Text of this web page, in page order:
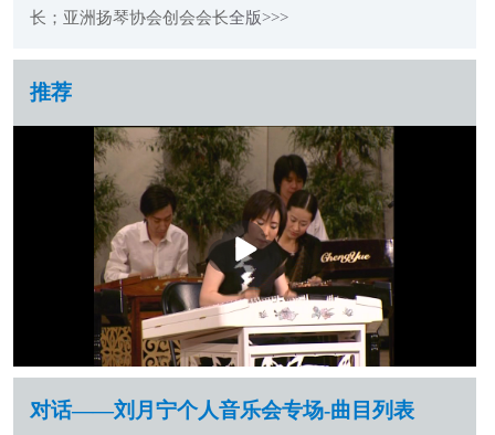
长；亚洲扬琴协会创会会长全版>>>
推荐
播
放
对话——刘月宁个人音乐会专场-曲目列表